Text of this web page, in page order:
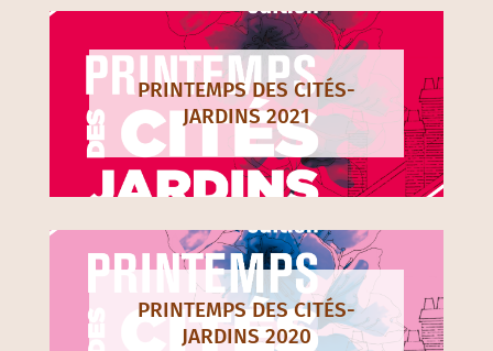
PRINTEMPS DES CITÉS-
JARDINS 2021
PRINTEMPS DES CITÉS-
JARDINS 2020